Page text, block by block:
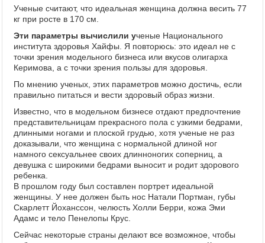
Ученые считают, что идеальная женщина должна весить 77
кг при росте в 170 см.
Эти параметры вычислили ученые Национального
института здоровья Хайфы. Я повторюсь: это идеал не с
точки зрения модельного бизнеса или вкусов олигарха
Керимова, а с точки зрения пользы для здоровья.
По мнению ученых, этих параметров можно достичь, если
правильно питаться и вести здоровый образ жизни.
Известно, что в модельном бизнесе отдают предпочтение
представительницам прекрасного пола с узкими бедрами,
длинными ногами и плоской грудью, хотя ученые не раз
доказывали, что женщина с нормальной длиной ног
намного сексуальнее своих длинноногих соперниц, а
девушка с широкими бедрами выносит и родит здорового
ребенка.
В прошлом году был составлен портрет идеальной
женщины. У нее должен быть нос Натали Портман, губы
Скарлетт Йоханссон, челюсть Холли Берри, кожа Эми
Адамс и тело Пенелопы Крус.
Сейчас некоторые страны делают все возможное, чтобы